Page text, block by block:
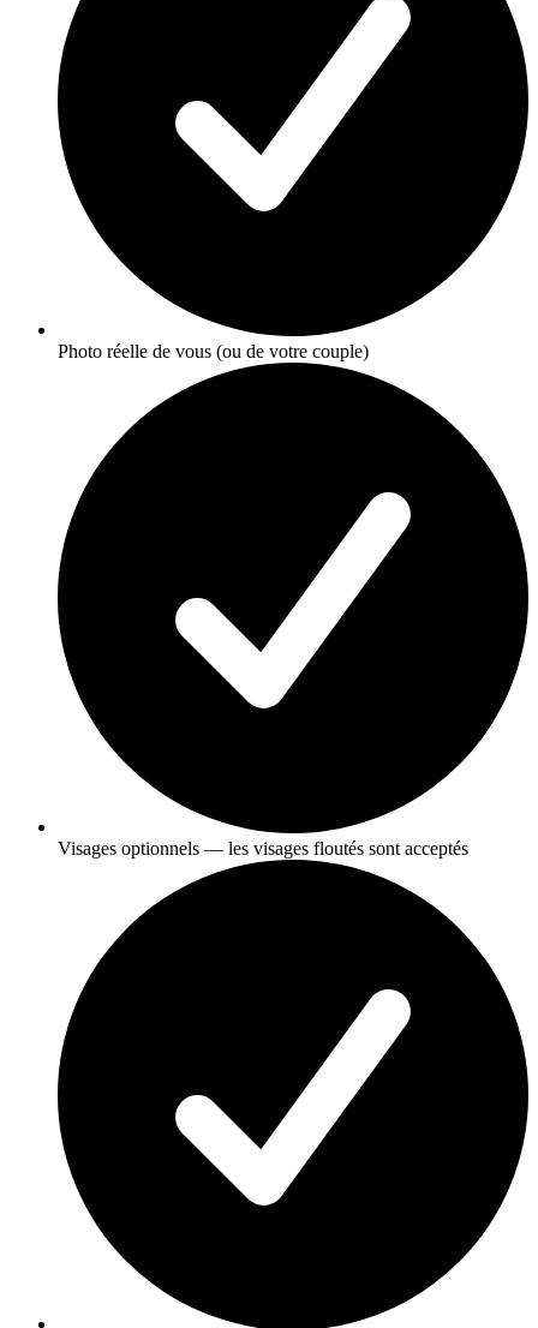
Photo réelle de vous (ou de votre couple)
Visages optionnels — les visages floutés sont acceptés